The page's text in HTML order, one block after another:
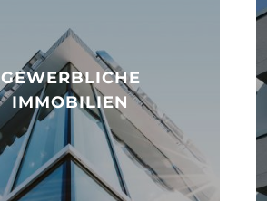
GEWERBLICHE
IMMOBILIEN